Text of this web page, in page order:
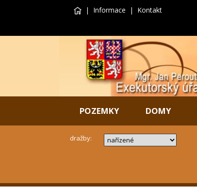
| Informace | Kontakt
POZEMKY DOMY
dražby: